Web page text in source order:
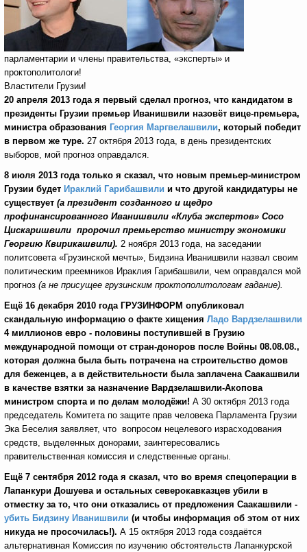
парламентарии и члены правительства, «эксперты» и
проктополитологи!
Властители Грузии!
20 апреля 2013 года я первый сделал прогноз, что кандидатом в
президенты Грузии премьер Иванишвили назовёт вице-премьера,
министра образования Георгия Маргвелашвили, который победит
в первом же туре. 27 октября 2013 года, в день президентских
выборов, мой прогноз оправдался.
8 июля 2013 года только я сказал, что новым премьер-министром
Грузии будет Ираклий Гарибашвили и что другой кандидатуры не
существует (а президент созданного и щедро
профинансированного Иванишвили «Клуба экспертов» Сосо
Цискаришвили пророчил премьерство министру экономики
Георгию Квирикашвили). 2 ноября 2013 года, на заседании
политсовета «Грузинской мечты», Бидзина Иванишвили назвал своим
политическим преемников Ираклия Гарибашвили, чем оправдался мой
прогноз (а не присущее грузинским проктополитологам гадание).
Ещё 16 декабря 2010 года ГРУЗИНФОРМ опубликовал
скандальную информацию о факте хищения Ладо Вардзелашвили
4 миллионов евро - половины поступившей в Грузию
международной помощи от стран-доноров после Войны 08.08.08.,
которая должна была быть потрачена на строительство домов
для беженцев, а в действительности была заплачена Саакашвили
в качестве взятки за назначение Вардзелашвили-Акопова
министром спорта и по делам молодёжи! А 30 октября 2013 года
председатель Комитета по защите прав человека Парламента Грузии
Эка Беселия заявляет, что вопросом нецелевого израсходования
средств, выделенных донорами, заинтересовались
правительственная комиссия и следственные органы.
Ещё 7 сентября 2012 года я сказал, что во время спецоперации в
Лапанкури Дошуева и остальных северокавказцев убили в
отместку за то, что они отказались от предложения Саакашвили -
убить Бидзину Иванишвили (и чтобы информация об этом от них
никуда не просочилась!). А 15 октября 2013 года создаётся
альтернативная Комиссия по изучению обстоятельств Лапанкурской